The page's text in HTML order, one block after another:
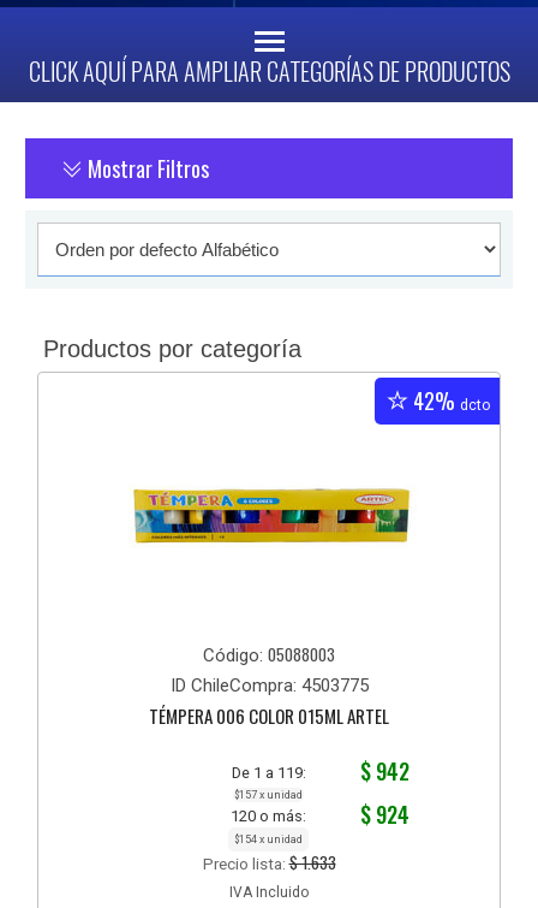
CLICK AQUÍ PARA AMPLIAR CATEGORÍAS DE PRODUCTOS
Mostrar Filtros
Productos por categoría
42% dcto
Código: 05088003
ID ChileCompra: 4503775
TÉMPERA 006 COLOR 015ML ARTEL
De 1 a 119: $ 942
$157 x unidad
120 o más: $ 924
$154 x unidad
Precio lista:$ 1.633
IVA Incluido